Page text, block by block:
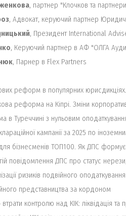
, партнер "Клочков та
, Адвокат, керуючий партнер
, Президент International
, Керуючий партнер в АФ "ОЛГА
, Парнер в Flex Partners
реформ в популярних
реформа на Кіпрі. Зміни
в Туреччині з нульовим
кампанії за 2025 по
бізнесменів ТОП100. Як ДПС формує
повідомлення ДПС про статус
ризиків подвійного
представництва за кордоном
контролю над КІК: ліквідація та